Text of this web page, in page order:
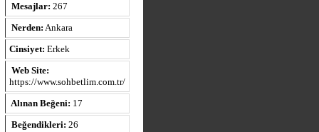
Mesajlar: 267
Nerden: Ankara
Cinsiyet: Erkek
Web Site:
https://www.sohbetlim.com.tr/
Alınan Beğeni: 17
Beğendikleri: 26